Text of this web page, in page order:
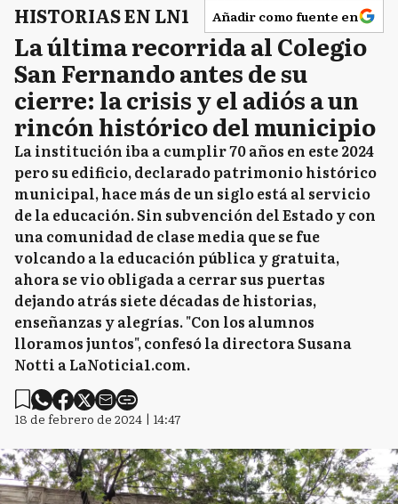
HISTORIAS EN LN1 Añadir como fuente en
La última recorrida al Colegio
San Fernando antes de su
cierre: la crisis y el adiós a un
rincón histórico del municipio
La institución iba a cumplir 70 años en este 2024
pero su edificio, declarado patrimonio histórico
municipal, hace más de un siglo está al servicio
de la educación. Sin subvención del Estado y con
una comunidad de clase media que se fue
volcando a la educación pública y gratuita,
ahora se vio obligada a cerrar sus puertas
dejando atrás siete décadas de historias,
enseñanzas y alegrías. "Con los alumnos
lloramos juntos", confesó la directora Susana
Notti a LaNoticia1.com.
18 de febrero de 2024 | 14:47